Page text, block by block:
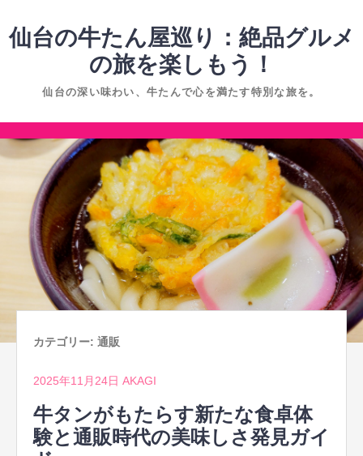
ン
へ
ス
キ
仙台の牛たん屋巡り：絶品グルメ
の旅を楽しもう！
仙台の深い味わい、牛たんで心を満たす特別な旅を。
コ
ン
ス
キ
ッ
カテゴリー: 通販
2025年11月24日 AKAGI
牛タンがもたらす新たな食卓体
験と通販時代の美味しさ発見ガイ